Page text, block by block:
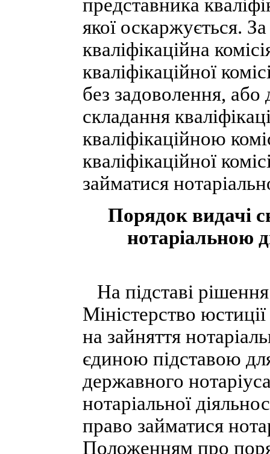
представника
якої оскаржується.
кваліфікаційна
кваліфікаційної
без задоволення,
складання
кваліфікаційною
кваліфікаційної
займатися
Порядок видачі
нотаріальною
На підставі рішення
Міністерство
на зайняття
єдиною підставою
державного
нотаріальної
право займатися
Положенням про